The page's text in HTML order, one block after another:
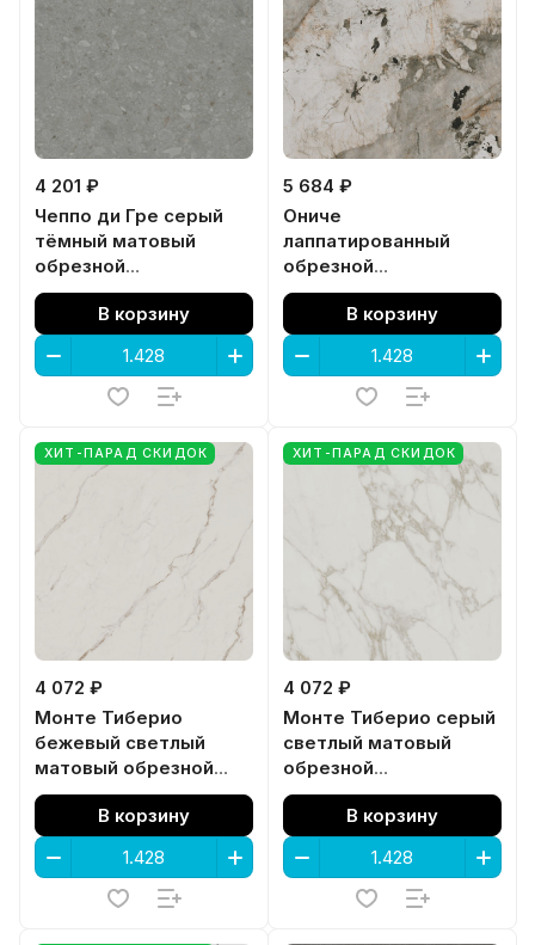
4 201 ₽
Чеппо ди Гре серый
тёмный матовый
обрезной
119,5x119,5x0,9
В корзину
5 684 ₽
Ониче
лаппатированный
обрезной
119,5x119,5x0,9
В корзину
ХИТ-ПАРАД СКИДОК
4 072 ₽
Монте Тиберио
бежевый светлый
матовый обрезной
119,5x119,5x0,9
В корзину
ХИТ-ПАРАД СКИДОК
4 072 ₽
Монте Тиберио серый
светлый матовый
обрезной
119,5x119,5x0,9
В корзину